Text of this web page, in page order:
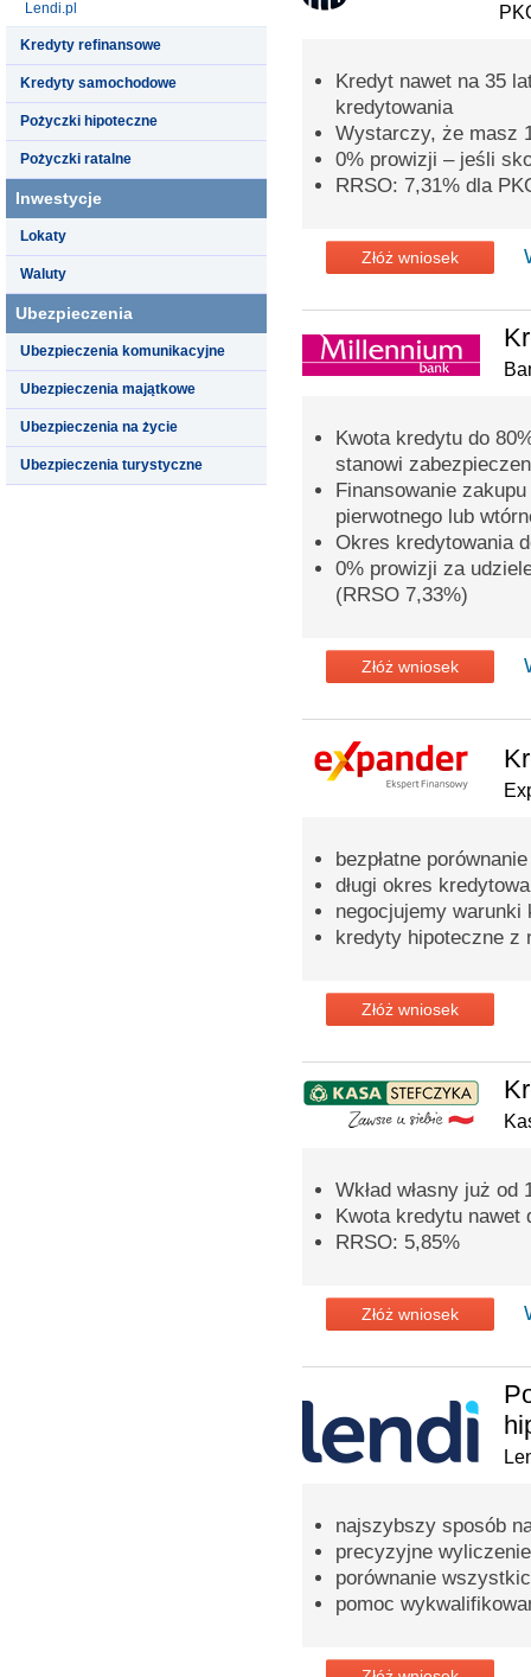
Lendi.pl
Kredyty refinansowe
Kredyty samochodowe
Pożyczki hipoteczne
Pożyczki ratalne
Inwestycje
Lokaty
Waluty
Ubezpieczenia
Ubezpieczenia komunikacyjne
Ubezpieczenia majątkowe
Ubezpieczenia na życie
Ubezpieczenia turystyczne
Kredyt nawet na 35
kredytowania
Wystarczy, że masz
0% prowizji – jeśli
RRSO: 7,31% dla
Złóż wniosek
Kwota kredytu do
stanowi
Finansowanie
pierwotnego lub
Okres kredytowania
0% prowizji za
(RRSO 7,33%)
Złóż wniosek
bezpłatne
długi okres
negocjujemy warunki
kredyty hipoteczne z
Złóż wniosek
Wkład własny już od
Kwota kredytu nawet
RRSO: 5,85%
Złóż wniosek
najszybszy sposób
precyzyjne
porównanie
pomoc